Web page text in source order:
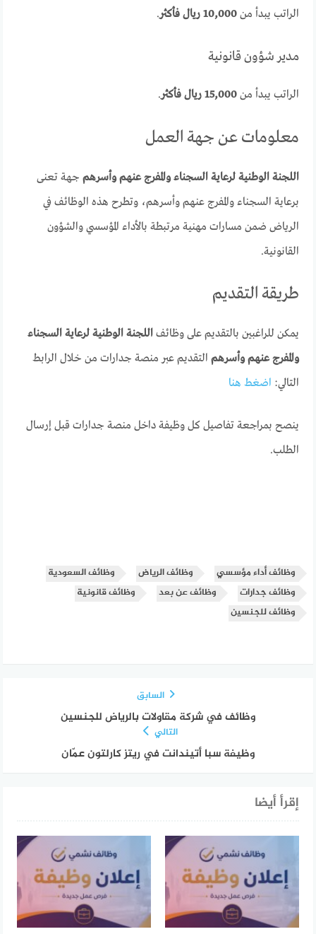
الراتب يبدأ من10,000 ريال فأكثر .
مدير شؤون قانونية
الراتب يبدأ من15,000 ريال فأكثر .
معلومات عن جهة العمل
اللجنة الوطنية لرعاية السجناء والمفرج عنهم وأسرهم جهة تعنى
برعاية السجناء والمفرج عنهم وأسرهم، وتطرح هذه الوظائف في
الرياض ضمن مسارات مهنية مرتبطة بالأداء المؤسسي والشؤون
القانونية.
طريقة التقديم
يمكن للراغبين بالتقديم على وظائفاللجنة الوطنية لرعاية السجناء
والمفرج عنهم وأسرهم التقديم عبر منصة جدارات من خلال الرابط
التالي: اضغط هنا
ينصح بمراجعة تفاصيل كل وظيفة داخل منصة جدارات قبل إرسال
الطلب.
وظائف أداء مؤسسي وظائف الرياض
وظائف السعودية
وظائف جدارات
وظائف عن بعد
وظائف قانونية
وظائف للجنسين
السابق
وظائف في شركة مقاولات بالرياض للجنسين
التالي
وظيفة سبا أتيندانت في ريتز كارلتون عمّان
إقرأ أيضا